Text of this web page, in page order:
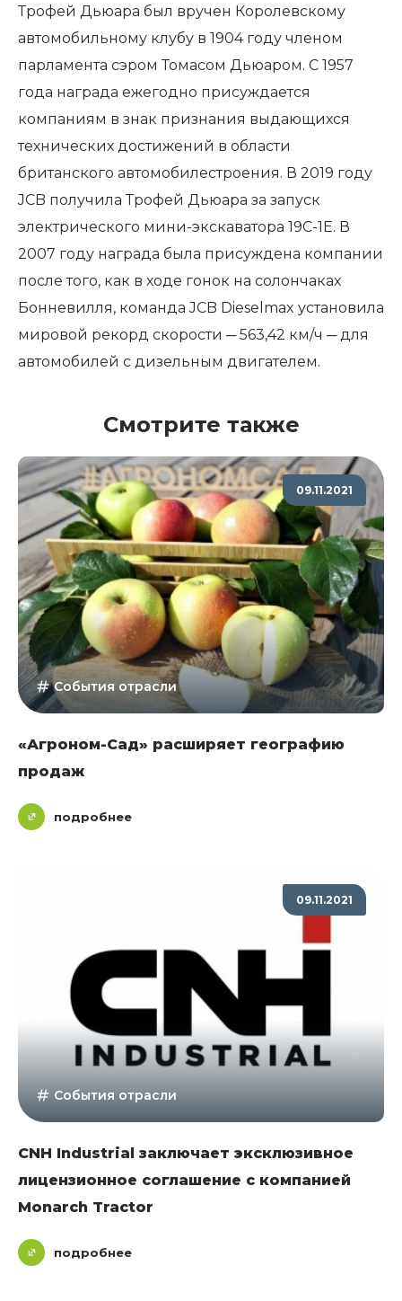
Трофей Дьюара был вручен Королевскому
автомобильному клубу в 1904 году членом
парламента сэром Томасом Дьюаром. С 1957
года награда ежегодно присуждается
компаниям в знак признания выдающихся
технических достижений в области
британского автомобилестроения. В 2019 году
JCB получила Трофей Дьюара за запуск
электрического мини-экскаватора 19C-1E. В
2007 году награда была присуждена компании
после того, как в ходе гонок на солончаках
Бонневилля, команда JCB Dieselmax установила
мировой рекорд скорости ─ 563,42 км/ч ─ для
автомобилей с дизельным двигателем.
Смотрите также
09.11.2021
События отрасли
«Агроном-Сад» расширяет географию
продаж
подробнее
09.11.2021
События отрасли
CNH Industrial заключает эксклюзивное
лицензионное соглашение с компанией
Monarch Tractor
подробнее